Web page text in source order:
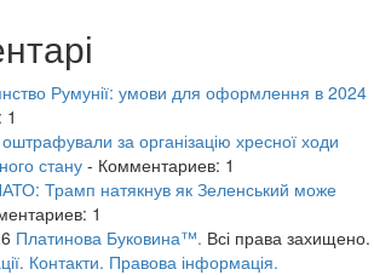
Румунії: умови для оформлення в 2024
за організацію хресної ходи
стану - Комментариев: 1
Трамп натякнув як Зеленський може
1
Платинова Буковина™. Всі права захищено.
Контакти. Правова інформація.